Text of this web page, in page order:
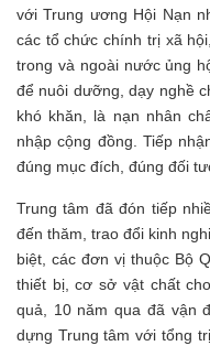
với Trung ương Hội Nạn
các tổ chức chính trị xã
trong và ngoài nước ủng
để nuôi dưỡng, dạy nghề
khó khăn, là nạn nhân
nhập cộng đồng. Tiếp
đúng mục đích, đúng đối
Trung tâm đã đón tiếp
đến thăm, trao đổi kinh
biệt, các đơn vị thuộc Bộ
thiết bị, cơ sở vật chất
quả, 10 năm qua đã vận
dựng Trung tâm với tổng